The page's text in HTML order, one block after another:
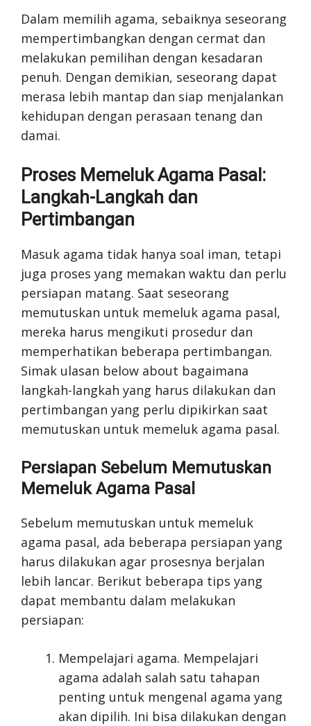
Dalam memilih agama, sebaiknya seseorang
mempertimbangkan dengan cermat dan
melakukan pemilihan dengan kesadaran
penuh. Dengan demikian, seseorang dapat
merasa lebih mantap dan siap menjalankan
kehidupan dengan perasaan tenang dan
damai.
Proses Memeluk Agama Pasal:
Langkah-Langkah dan
Pertimbangan
Masuk agama tidak hanya soal iman, tetapi
juga proses yang memakan waktu dan perlu
persiapan matang. Saat seseorang
memutuskan untuk memeluk agama pasal,
mereka harus mengikuti prosedur dan
memperhatikan beberapa pertimbangan.
Simak ulasan below about bagaimana
langkah-langkah yang harus dilakukan dan
pertimbangan yang perlu dipikirkan saat
memutuskan untuk memeluk agama pasal.
Persiapan Sebelum Memutuskan
Memeluk Agama Pasal
Sebelum memutuskan untuk memeluk
agama pasal, ada beberapa persiapan yang
harus dilakukan agar prosesnya berjalan
lebih lancar. Berikut beberapa tips yang
dapat membantu dalam melakukan
persiapan:
Mempelajari agama. Mempelajari
agama adalah salah satu tahapan
penting untuk mengenal agama yang
akan dipilih. Ini bisa dilakukan dengan